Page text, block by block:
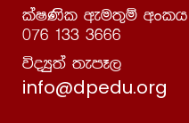
laIKsl weu;=ï wxlh
076 133 3666
úoHq;a ;emE,
info@dpedu.org